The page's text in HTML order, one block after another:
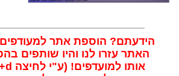
הידעתם? הוספת אתר למעודפים
האתר עזרו לנו והיו שותפים
אותו למועדפים! (ע"י לחיצה ctrl +d)